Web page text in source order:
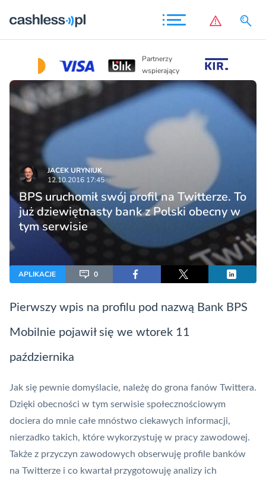
Partnerzy
wspierający
JACEK URYNIUK
12.10.2016 17:45
BPS uruchomił swój profil na Twitterze. To
już dziewiętnasty bank z Polski obecny w
tym serwisie
APLIKACJE 0
Pierwszy wpis na profilu pod nazwą Bank BPS
Mobilnie pojawił się we wtorek 11
października
Jak się pewnie domyślacie, należę do grona fanów Twittera.
Dzięki obecności w tym serwisie społecznościowym
dociera do mnie całe mnóstwo ciekawych informacji,
nierzadko takich, które wykorzystuję w pracy zawodowej.
Także z przyczyn zawodowych obserwuję profile banków
na Twitterze i co kwartał przygotowuję analizy ich